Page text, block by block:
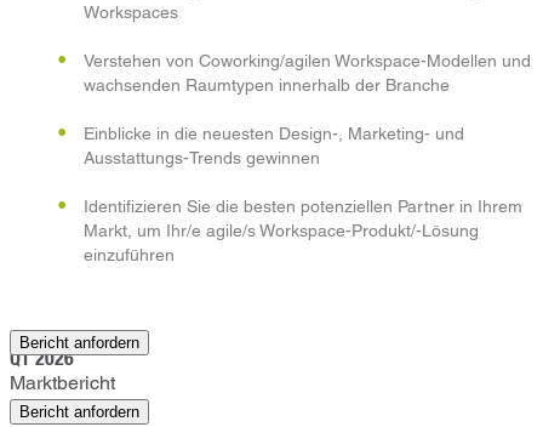
Workspaces
Verstehen von Coworking/agilen Workspace-Modellen und
wachsenden Raumtypen innerhalb der Branche
Einblicke in die neuesten Design-, Marketing- und
Ausstattungs-Trends gewinnen
Identifizieren Sie die besten potenziellen Partner in Ihrem
Markt, um Ihr/e agile/s Workspace-Produkt/-Lösung
einzuführen
Bericht anfordern
Johannesburg
Q1 2026
Marktbericht
Bericht anfordern